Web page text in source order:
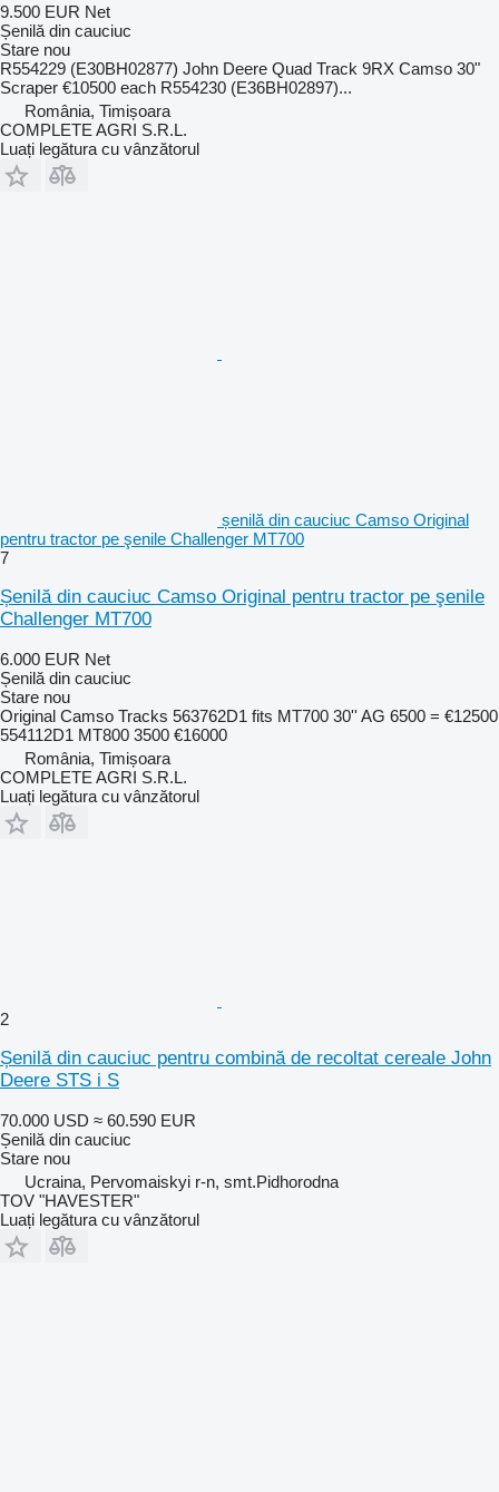
9.500 EUR Net
Șenilă din cauciuc
Stare nou
R554229 (E30BH02877) John Deere Quad Track 9RX Camso 30"
Scraper €10500 each R554230 (E36BH02897)...
România, Timișoara
COMPLETE AGRI S.R.L.
Luați legătura cu vânzătorul
șenilă din cauciuc Camso Original
pentru tractor pe şenile Challenger MT700
7
Șenilă din cauciuc Camso Original pentru tractor pe şenile
Challenger MT700
6.000 EUR Net
Șenilă din cauciuc
Stare nou
Original Camso Tracks 563762D1 fits MT700 30'' AG 6500 = €12500
554112D1 MT800 3500 €16000
România, Timișoara
COMPLETE AGRI S.R.L.
Luați legătura cu vânzătorul
2
Șenilă din cauciuc pentru combină de recoltat cereale John
Deere STS i S
70.000 USD ≈ 60.590 EUR
Șenilă din cauciuc
Stare nou
Ucraina, Pervomaiskyi r-n, smt.Pidhorodna
TOV "HAVESTER"
Luați legătura cu vânzătorul